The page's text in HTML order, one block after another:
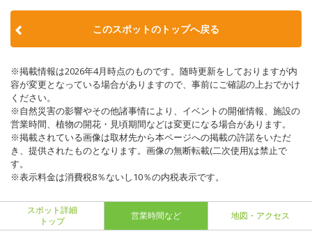
このスポットのトップへ戻る
※掲載情報は2026年4月時点のものです。随時更新をしておりますが内
容が変更となっている場合がありますので、事前にご確認の上おでかけ
ください。
※自然災害の影響やその他諸事情により、イベントの開催情報、施設の
営業時間、植物の開花・見頃期間などは変更になる場合があります。
※掲載されている画像は取材先から本ページへの掲載の許諾をいただ
き、提供されたものとなります。画像の無断転載(二次使用)は禁止で
す。
※表示料金は消費税8％ないし10％の内税表示です。
スポット詳細
トップ
営業時間など 地図・アクセス